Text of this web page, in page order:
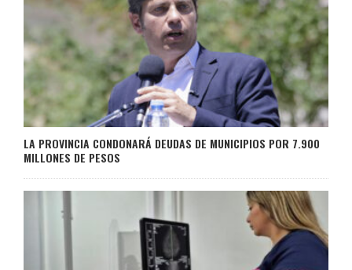
LA PROVINCIA CONDONARÁ DEUDAS DE MUNICIPIOS POR 7.900
MILLONES DE PESOS